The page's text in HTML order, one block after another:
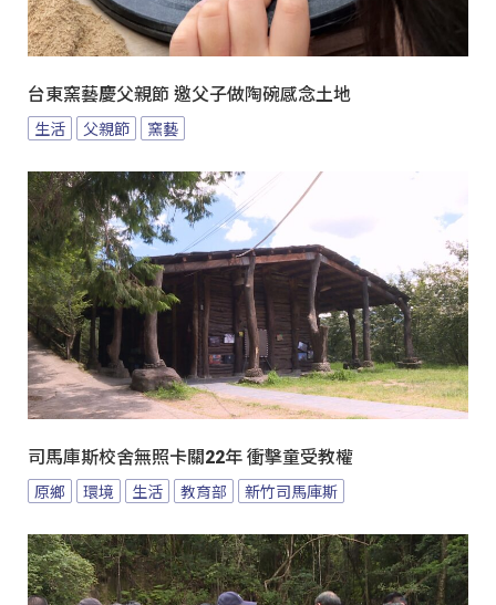
台東窯藝慶父親節 邀父子做陶碗感念土地
生活 父親節 窯藝
司馬庫斯校舍無照卡關22年 衝擊童受教權
原鄉 環境 生活 教育部 新竹司馬庫斯